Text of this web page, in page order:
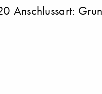
Anschlussart: